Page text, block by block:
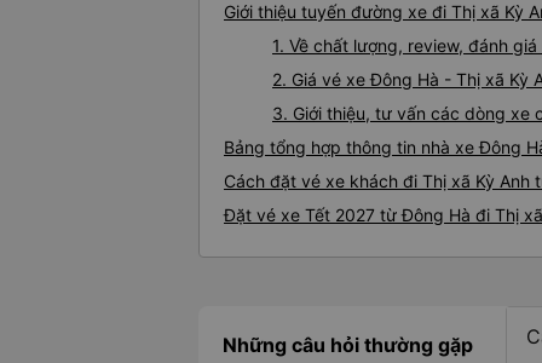
Giới thiệu tuyến đường xe đi Thị xã Kỳ
1. Về chất lượng, review, đánh
2. Giá vé xe Đông Hà - Thị xã Kỳ
3. Giới thiệu, tư vấn các dòng xe
Bảng tổng hợp thông tin nhà xe Đông
Cách đặt vé xe khách đi Thị xã Kỳ Anh
Đặt vé xe Tết 2027 từ Đông Hà đi Thị
Những câu hỏi thường gặp